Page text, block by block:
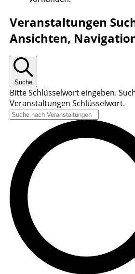
Veranstaltungen
Ansichten,
Suche
Bitte Schlüsselwort eingeben.
Veranstaltungen Schlüsselwort.